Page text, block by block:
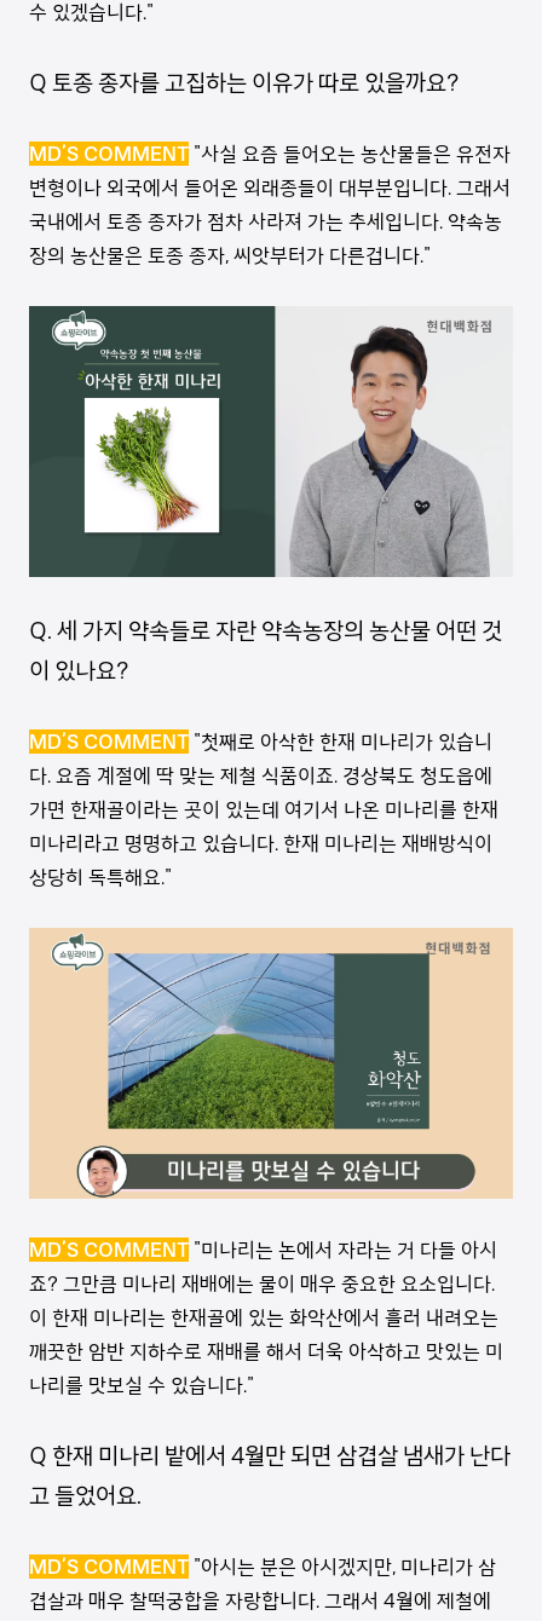
수 있겠습니다."
Q 토종 종자를 고집하는 이유가 따로 있을까요?
MD’S COMMENT "사실 요즘 들어오는 농산물들은 유전자
변형이나 외국에서 들어온 외래종들이 대부분입니다. 그래서
국내에서 토종 종자가 점차 사라져 가는 추세입니다. 약속농
장의 농산물은 토종 종자, 씨앗부터가 다른겁니다."
Q. 세 가지 약속들로 자란 약속농장의 농산물 어떤 것
이 있나요?
MD’S COMMENT "첫째로 아삭한 한재 미나리가 있습니
다. 요즘 계절에 딱 맞는 제철 식품이죠. 경상북도 청도읍에
가면 한재골이라는 곳이 있는데 여기서 나온 미나리를 한재
미나리라고 명명하고 있습니다. 한재 미나리는 재배방식이
상당히 독특해요."
MD’S COMMENT "미나리는 논에서 자라는 거 다들 아시
죠? 그만큼 미나리 재배에는 물이 매우 중요한 요소입니다.
이 한재 미나리는 한재골에 있는 화악산에서 흘러 내려오는
깨끗한 암반 지하수로 재배를 해서 더욱 아삭하고 맛있는 미
나리를 맛보실 수 있습니다."
Q 한재 미나리 밭에서 4월만 되면 삼겹살 냄새가 난다
고 들었어요.
MD’S COMMENT "아시는 분은 아시겠지만, 미나리가 삼
겹살과 매우 찰떡궁합을 자랑합니다. 그래서 4월에 제철에